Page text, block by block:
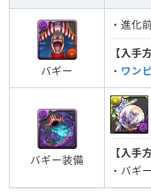
バギー
・進化
【入手
・ ワン
バギー装備
【入手
・バギ